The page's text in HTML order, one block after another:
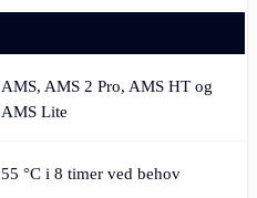
AMS, AMS 2 Pro, AMS HT og
AMS Lite
55 °C i 8 timer ved behov